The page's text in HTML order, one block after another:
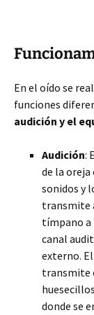
En el oído se
funciones
audición y el
Audición:
de la
sonidos y
transmite
tímpano a
canal
externo.
transmite
donde se